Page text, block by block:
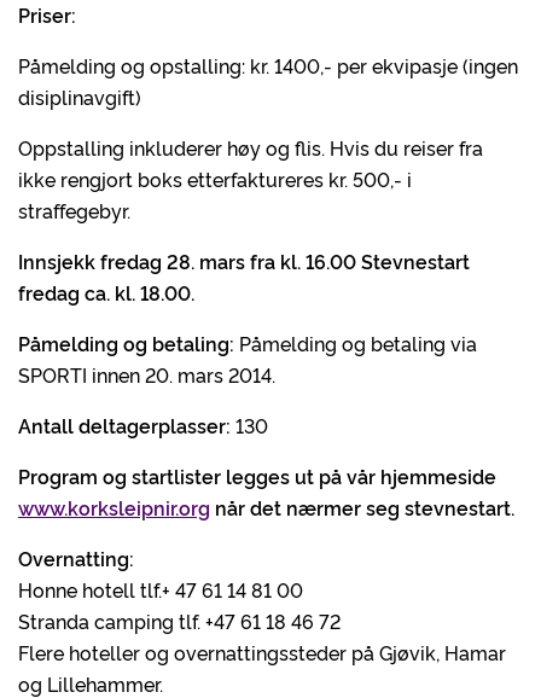
Priser:
Påmelding og opstalling: kr. 1400,- per ekvipasje (ingen
disiplinavgift)
Oppstalling inkluderer høy og flis. Hvis du reiser fra
ikke rengjort boks etterfaktureres kr. 500,- i
straffegebyr.
Innsjekk fredag 28. mars fra kl. 16.00 Stevnestart
fredag ca. kl. 18.00.
Påmelding og betaling: Påmelding og betaling via
SPORTI innen 20. mars 2014.
Antall deltagerplasser: 130
Program og startlister legges ut på vår hjemmeside
www.korksleipnir.org når det nærmer seg stevnestart.
Overnatting:
Honne hotell tlf.+ 47 61 14 81 00
Stranda camping tlf. +47 61 18 46 72
Flere hoteller og overnattingssteder på Gjøvik, Hamar
og Lillehammer.